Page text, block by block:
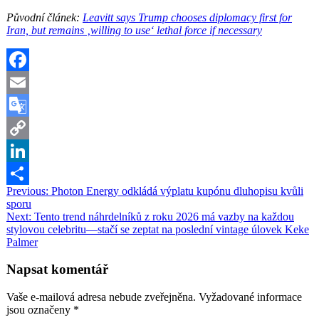
Původní článek: Leavitt says Trump chooses diplomacy first for
Iran, but remains ‚willing to use‘ lethal force if necessary
Facebook
Email
Google
Translate
Copy
Link
LinkedIn
Share
Navigace
pro
příspěvek
Previous: Photon Energy odkládá výplatu kupónu dluhopisu kvůli
sporu
Next: Tento trend náhrdelníků z roku 2026 má vazby na každou
stylovou celebritu—stačí se zeptat na poslední vintage úlovek Keke
Palmer
Napsat komentář
Vaše e-mailová adresa nebude zveřejněna. Vyžadované informace
jsou označeny *